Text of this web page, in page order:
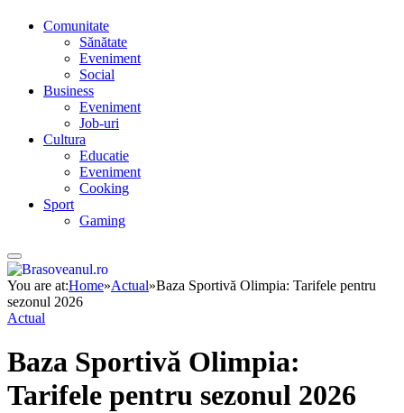
Comunitate
Sănătate
Eveniment
Social
Business
Eveniment
Job-uri
Cultura
Educatie
Eveniment
Cooking
Sport
Gaming
You are at:Home»Actual»Baza Sportivă Olimpia: Tarifele pentru
sezonul 2026
Actual
Baza Sportivă Olimpia:
Tarifele pentru sezonul 2026